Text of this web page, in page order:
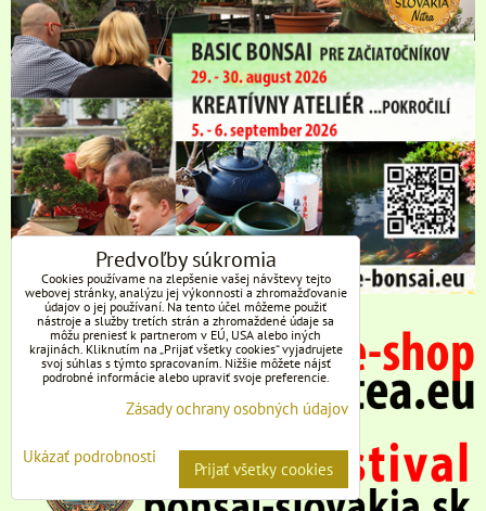
Predvoľby súkromia
Cookies používame na zlepšenie vašej návštevy tejto
webovej stránky, analýzu jej výkonnosti a zhromažďovanie
údajov o jej používaní. Na tento účel môžeme použiť
nástroje a služby tretích strán a zhromaždené údaje sa
môžu preniesť k partnerom v EÚ, USA alebo iných
krajinách. Kliknutím na „Prijať všetky cookies“ vyjadrujete
svoj súhlas s týmto spracovaním. Nižšie môžete nájsť
podrobné informácie alebo upraviť svoje preferencie.
Zásady ochrany osobných údajov
Ukázať podrobnosti
Prijať všetky cookies